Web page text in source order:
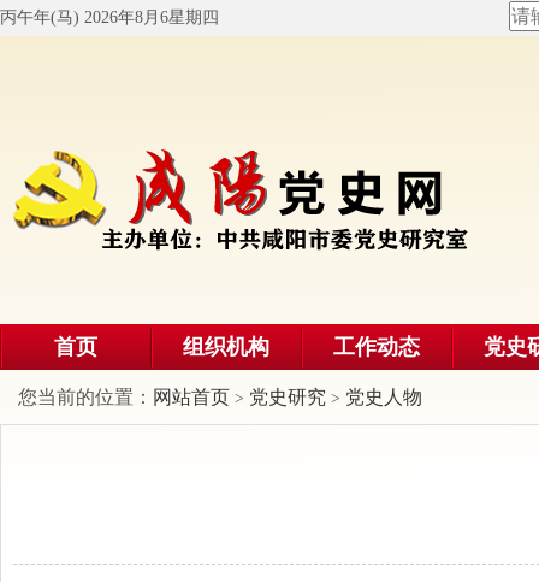
丙午年(马) 2026年8月6星期四
首页 组织机构 工作动态 党史
您当前的位置： 网站首页 > 党史研究 > 党史人物